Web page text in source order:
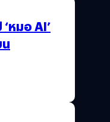
หมอ AI’